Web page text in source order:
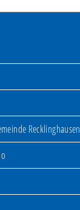
Recklinghausen